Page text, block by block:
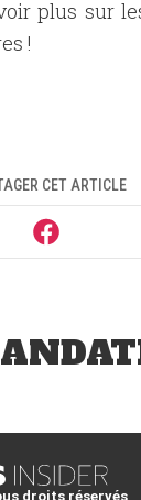
plus sur
!
CET ARTICLE
droits réservés